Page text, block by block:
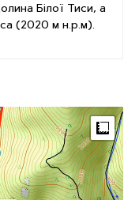
Білої Тиси, а
(2020 м н.р.м).